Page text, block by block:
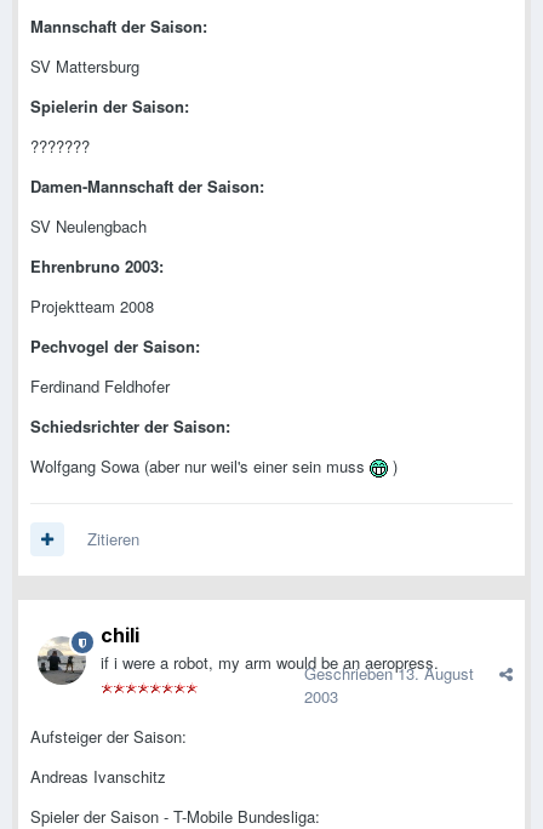
Mannschaft der Saison:
SV Mattersburg
Spielerin der Saison:
???????
Damen-Mannschaft der Saison:
SV Neulengbach
Ehrenbruno 2003:
Projektteam 2008
Pechvogel der Saison:
Ferdinand Feldhofer
Schiedsrichter der Saison:
Wolfgang Sowa (aber nur weil's einer sein muss
)
Zitieren
chili
if i were a robot, my arm would be an aeropress.
Geschrieben13. August
2003
Aufsteiger der Saison:
Andreas Ivanschitz
Spieler der Saison - T-Mobile Bundesliga: